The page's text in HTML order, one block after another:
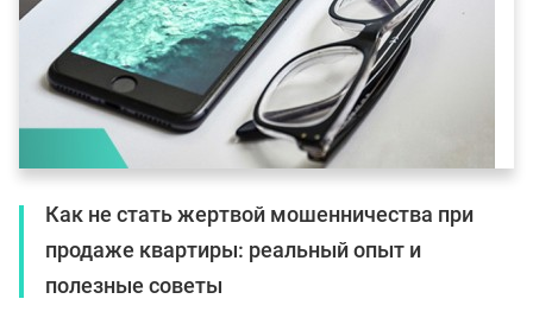
Как не стать жертвой мошенничества при
продаже квартиры: реальный опыт и
полезные советы